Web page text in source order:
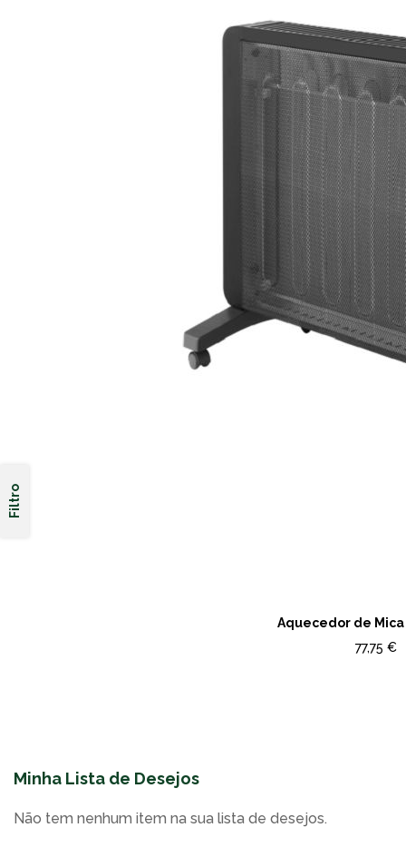
Aquecedor de Mica
77,75 €
Filtro
Minha Lista de Desejos
Não tem nenhum item na sua lista de desejos.